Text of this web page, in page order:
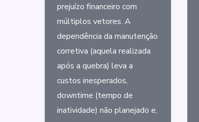
prejuízo financeiro com
múltiplos vetores. A
dependência da manutenção
corretiva (aquela realizada
após a quebra) leva a
custos inesperados,
downtime (tempo de
inatividade) não planejado e,